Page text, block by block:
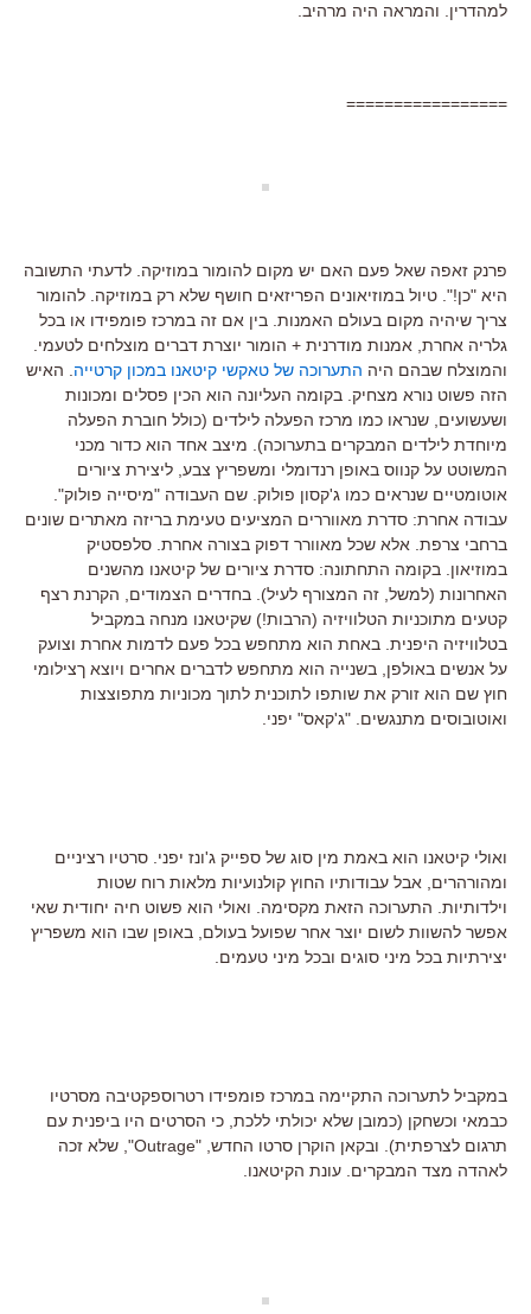
למהדרין. והמראה היה מרהיב.
=================
פרנק זאפה שאל פעם האם יש מקום להומור במוזיקה. לדעתי התשובה
היא "כן!". טיול במוזיאונים הפריזאים חושף שלא רק במוזיקה. להומור
צריך שיהיה מקום בעולם האמנות. בין אם זה במרכז פומפידו או בכל
גלריה אחרת, אמנות מודרנית + הומור יוצרת דברים מוצלחים לטעמי.
והמוצלח שבהם היה התערוכה של טאקשי קיטאנו במכון קרטייה. האיש
הזה פשוט נורא מצחיק. בקומה העליונה הוא הכין פסלים ומכונות
ושעשועים, שנראו כמו מרכז הפעלה לילדים (כולל חוברת הפעלה
מיוחדת לילדים המבקרים בתערוכה). מיצב אחד הוא כדור מכני
המשוטט על קנווס באופן רנדומלי ומשפריץ צבע, ליצירת ציורים
אוטומטיים שנראים כמו ג'קסון פולוק. שם העבודה "מיסייה פולוק".
עבודה אחרת: סדרת מאווררים המציעים טעימת בריזה מאתרים שונים
ברחבי צרפת. אלא שכל מאוורר דפוק בצורה אחרת. סלפסטיק
במוזיאון. בקומה התחתונה: סדרת ציורים של קיטאנו מהשנים
האחרונות (למשל, זה המצורף לעיל). בחדרים הצמודים, הקרנת רצף
קטעים מתוכניות הטלוויזיה (הרבות!) שקיטאנו מנחה במקביל
בטלוויזיה היפנית. באחת הוא מתחפש בכל פעם לדמות אחרת וצועק
על אנשים באולפן, בשנייה הוא מתחפש לדברים אחרים ויוצא ךצילומי
חוץ שם הוא זורק את שותפו לתוכנית לתוך מכוניות מתפוצצות
ואוטובוסים מתנגשים. "ג'קאס" יפני.
ואולי קיטאנו הוא באמת מין סוג של ספייק ג'ונז יפני. סרטיו רציניים
ומהורהרים, אבל עבודותיו החוץ קולנועיות מלאות רוח שטות
וילדותיות. התערוכה הזאת מקסימה. ואולי הוא פשוט חיה יחודית שאי
אפשר להשוות לשום יוצר אחר שפועל בעולם, באופן שבו הוא משפריץ
יצירתיות בכל מיני סוגים ובכל מיני טעמים.
במקביל לתערוכה התקיימה במרכז פומפידו רטרוספקטיבה מסרטיו
כבמאי וכשחקן (כמובן שלא יכולתי ללכת, כי הסרטים היו ביפנית עם
תרגום לצרפתית). ובקאן הוקרן סרטו החדש, "Outrage", שלא זכה
לאהדה מצד המבקרים. עונת הקיטאנו.